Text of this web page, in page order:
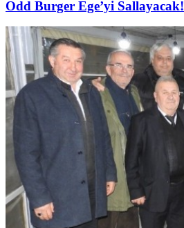
Odd Burger Ege’yi Sallayacak!